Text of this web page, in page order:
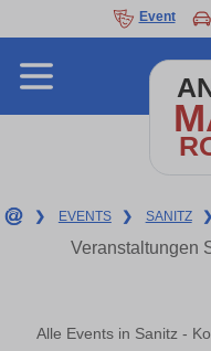
Event
❯ EVENTS ❯ SANITZ ❯
Veranstaltungen
Alle Events in Sanitz -